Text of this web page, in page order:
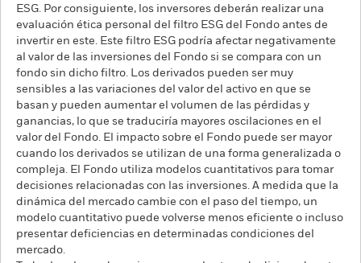
ESG. Por consiguiente, los inversores deberán realizar una
evaluación ética personal del filtro ESG del Fondo antes de
invertir en este. Este filtro ESG podría afectar negativamente
al valor de las inversiones del Fondo si se compara con un
fondo sin dicho filtro. Los derivados pueden ser muy
sensibles a las variaciones del valor del activo en que se
basan y pueden aumentar el volumen de las pérdidas y
ganancias, lo que se traduciría mayores oscilaciones en el
valor del Fondo. El impacto sobre el Fondo puede ser mayor
cuando los derivados se utilizan de una forma generalizada o
compleja. El Fondo utiliza modelos cuantitativos para tomar
decisiones relacionadas con las inversiones. A medida que la
dinámica del mercado cambie con el paso del tiempo, un
modelo cuantitativo puede volverse menos eficiente o incluso
presentar deficiencias en determinadas condiciones del
mercado.